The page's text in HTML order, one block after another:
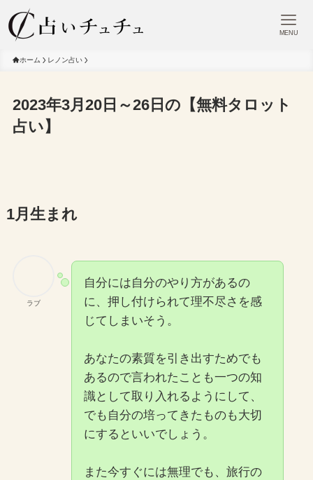
MENU
ホーム レノン占い
2023年3月20日～26日の【無料タロット
占い】
1月生まれ
ラブ
自分には自分のやり方があるの
に、押し付けられて理不尽さを感
じてしまいそう。
あなたの素質を引き出すためでも
あるので言われたことも一つの知
識として取り入れるようにして、
でも自分の培ってきたものも大切
にするといいでしょう。
また今すぐには無理でも、旅行の